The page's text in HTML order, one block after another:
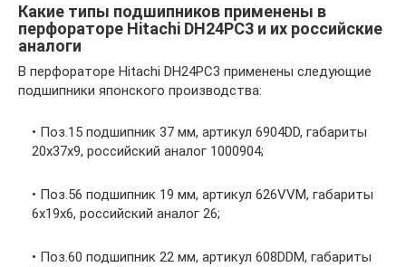
Какие типы подшипников применены в
перфораторе Hitachi DH24PC3 и их российские
аналоги
В перфораторе Hitachi DH24PC3 применены следующие
подшипники японского производства:
• Поз.15 подшипник 37 мм, артикул 6904DD, габариты
20x37x9, российский аналог 1000904;
• Поз.56 подшипник 19 мм, артикул 626VVM, габариты
6x19x6, российский аналог 26;
• Поз.60 подшипник 22 мм, артикул 608DDM, габариты